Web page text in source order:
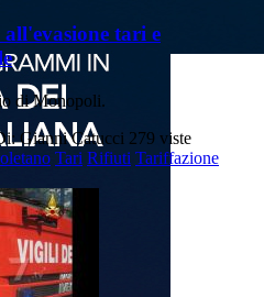
tari e
di Monopoli.
Gianni Catucci 279 viste
Tari Rifiuti Tariffazione